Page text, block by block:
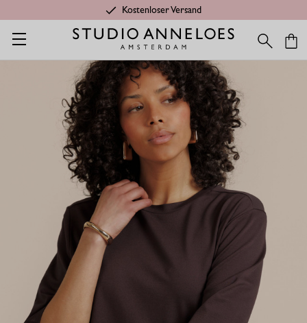
Kostenloser Versand
Startseite Ambitious gift Fiore t-shirt - espresso